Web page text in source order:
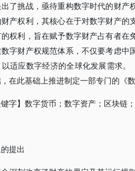
了挑战，亟待重构数字时代的财
产权利，其核心在于对数字财产
权利，旨在赋予数字财产占有者
字财产权规范体系，不仅要考虑
适应数字经济的全球化发展需求
在此基础上推进制定一部专门的《
键字】数字货币；数字资产；区块链
提出